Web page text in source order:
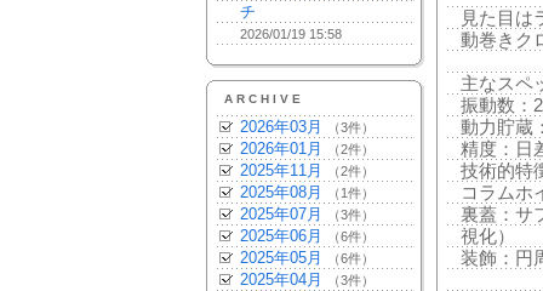
見た目は
動巻きク
主なスペ
振動数：
動力貯蔵
精度：日
技術的特
コラムホ
裏蓋：サ
視化）
装飾：円
チ
2026/01/19 15:58
ARCHIVE
2026年03月 （3件）
2026年01月 （2件）
2025年11月 （2件）
2025年08月 （1件）
2025年07月 （3件）
2025年06月 （6件）
2025年05月 （6件）
2025年04月 （3件）